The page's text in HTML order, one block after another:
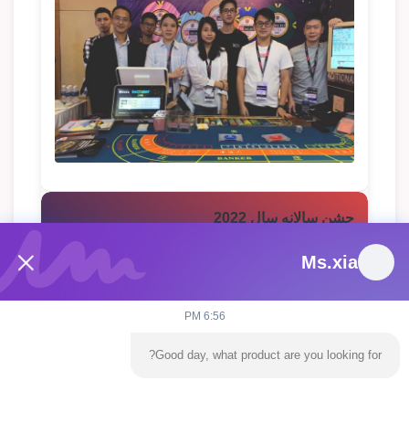
جشن سالانه سال 2022
Ms.xia
6:56 PM
Good day, what product are you looking for?